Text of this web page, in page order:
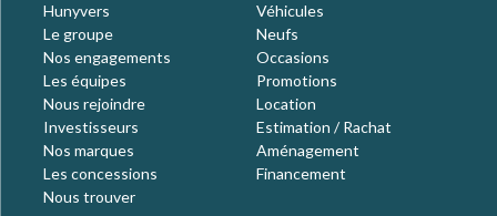
Hunyvers
Le groupe
Nos engagements
Les équipes
Nous rejoindre
Investisseurs
Nos marques
Les concessions
Nous trouver
Véhicules
Neufs
Occasions
Promotions
Location
Estimation / Rachat
Aménagement
Financement